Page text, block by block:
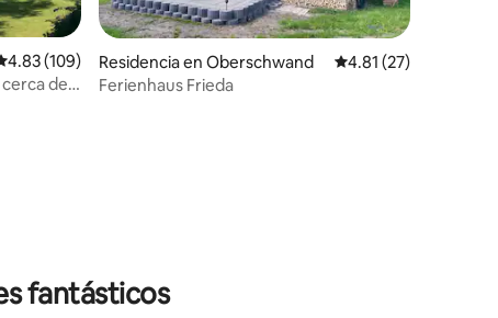
promedio: 4.83 de 5; 109 evaluaciones
4.83 (109)
de
Residencia en Oberschwand Calificación
4.81 (27)
Ferienhaus Frieda
fantásticos